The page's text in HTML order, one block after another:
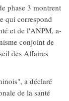
phase 3 montrent
qui correspond
et de l'ANPM, a-
conjoint de
des Affaires
a déclaré
de la santé